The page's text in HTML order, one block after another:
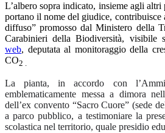
L’albero sopra indicato, insieme agli
portano il nome del giudice, contribuisce
diffuso” promosso dal Ministero della
Carabinieri della Biodiversità, visibile
web, deputata al monitoraggio della
CO2 .
La pianta, in accordo con
emblematicamente messa a dimora
dell’ex convento “Sacro Cuore” (sede
a parco pubblico, a testimoniare la
scolastica nel territorio, quale presidio